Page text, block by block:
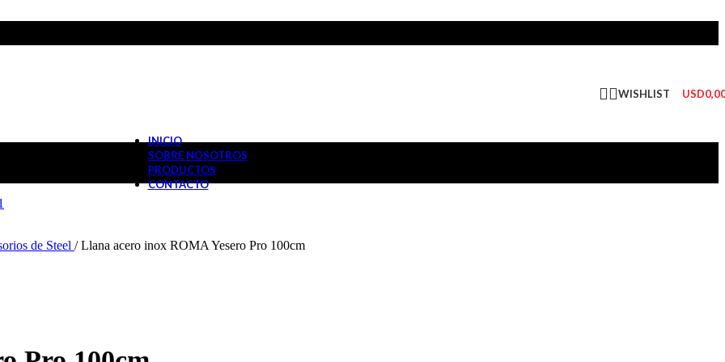
WISHLIST USD
INICIO
SOBRE NOSOTROS
PRODUCTOS
CONTACTO
de Steel / Llana acero inox ROMA Yesero Pro 100cm